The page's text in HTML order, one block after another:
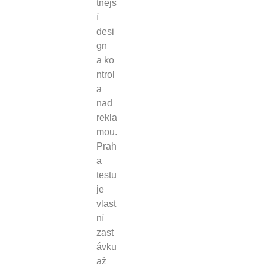
tnějš
í
desi
gn
a ko
ntrol
a
nad
rekla
mou.
Prah
a
testu
je
vlast
ní
zast
ávku
až